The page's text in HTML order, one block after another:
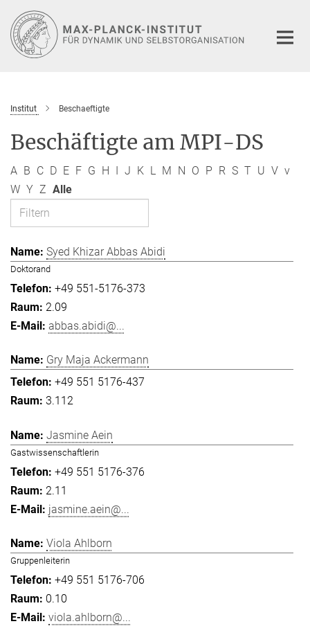
Hauptinhalt
Institut Beschaeftigte
Beschäftigte am MPI-DS
A B C D E F G H I J K L M N O P R S T U V v
W Y Z Alle
Syed Khizar Abbas Abidi
Doktorand
+49 551-5176-373
2.09
abbas.abidi@...
Gry Maja Ackermann
+49 551 5176-437
3.112
Jasmine Aein
Gastwissenschaftlerin
+49 551 5176-376
2.11
jasmine.aein@...
Viola Ahlborn
Gruppenleiterin
+49 551 5176-706
0.10
viola.ahlborn@...